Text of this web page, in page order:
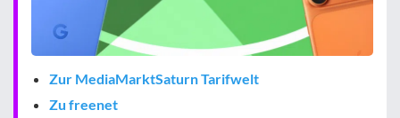
Zur MediaMarktSaturn Tarifwelt
Zu freenet